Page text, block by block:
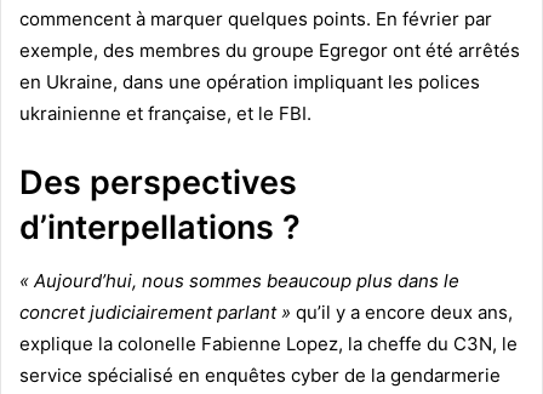
commencent à marquer quelques points. En février par
exemple, des membres du groupe Egregor ont été arrêtés
en Ukraine, dans une opération impliquant les polices
ukrainienne et française, et le FBI.
Des perspectives
d’interpellations ?
« Aujourd’hui, nous sommes beaucoup plus dans le
concret judiciairement parlant » qu’il y a encore deux ans,
explique la colonelle Fabienne Lopez, la cheffe du C3N, le
service spécialisé en enquêtes cyber de la gendarmerie